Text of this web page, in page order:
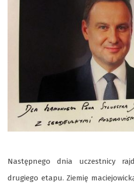
Następnego dnia uczestnicy
drugiego etapu. Ziemię